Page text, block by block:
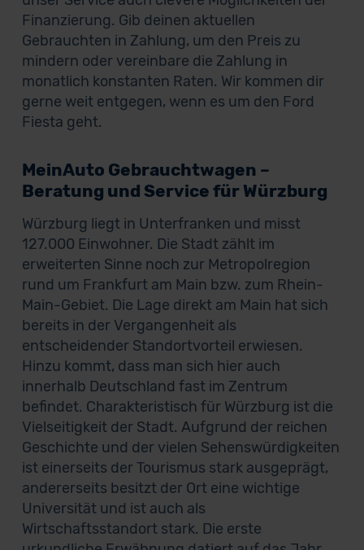
Finanzierung. Gib deinen aktuellen
Gebrauchten in Zahlung, um den Preis zu
mindern oder vereinbare die Zahlung in
monatlich konstanten Raten. Wir kommen dir
gerne weit entgegen, wenn es um den Ford
Fiesta geht.
MeinAuto Gebrauchtwagen –
Beratung und Service für Würzburg
Würzburg liegt in Unterfranken und misst
127.000 Einwohner. Die Stadt zählt im
erweiterten Sinne noch zur Metropolregion
rund um Frankfurt am Main bzw. zum Rhein-
Main-Gebiet. Die Lage direkt am Main hat sich
bereits in der Vergangenheit als
entscheidender Standortvorteil erwiesen.
Hinzu kommt, dass man sich hier auch
innerhalb Deutschland fast im Zentrum
befindet. Charakteristisch für Würzburg ist die
Vielseitigkeit der Stadt. Aufgrund der reichen
Geschichte und der vielen Sehenswürdigkeiten
ist einerseits der Tourismus stark ausgeprägt,
andererseits besitzt der Ort eine wichtige
Universität und ist auch als
Wirtschaftsstandort stark. Die erste